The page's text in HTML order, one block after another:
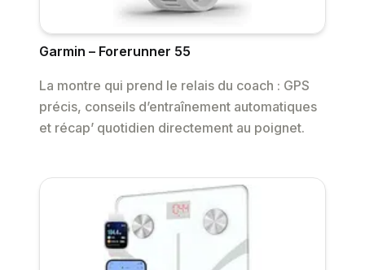
Garmin – Forerunner 55
La montre qui prend le relais du coach : GPS
précis, conseils d’entraînement automatiques
et récap’ quotidien directement au poignet.